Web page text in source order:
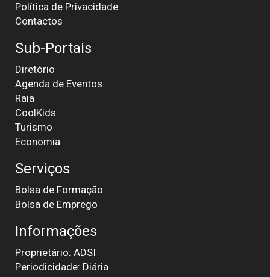
Política de Privacidade
Contactos
Sub-Portais
Diretório
Agenda de Eventos
Raia
CoolKids
Turismo
Economia
Serviços
Bolsa de Formação
Bolsa de Emprego
Informações
Proprietário: ADSI
Periodicidade: Diária